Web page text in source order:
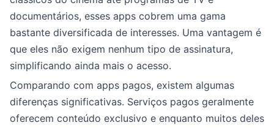
documentários, esses apps cobrem uma gama
bastante diversificada de interesses. Uma vantagem é
que eles não exigem nenhum tipo de assinatura,
simplificando ainda mais o acesso.
Comparando com apps pagos, existem algumas
diferenças significativas. Serviços pagos geralmente
oferecem conteúdo exclusivo e enquanto muitos deles